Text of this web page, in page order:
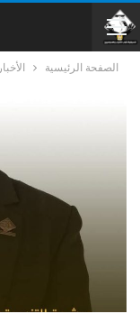
الصفحة الرئيسية الأخبار